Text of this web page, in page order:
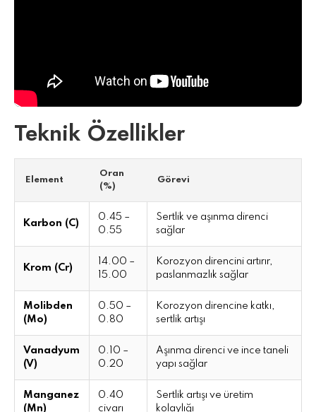
Teknik Özellikler
Element
Oran
(%)
Görevi
Karbon (C)
0.45 –
0.55
Sertlik ve aşınma direnci
sağlar
Krom (Cr)
14.00 –
15.00
Korozyon direncini artırır,
paslanmazlık sağlar
Molibden
(Mo)
0.50 –
0.80
Korozyon direncine katkı,
sertlik artışı
Vanadyum
(V)
0.10 –
0.20
Aşınma direnci ve ince taneli
yapı sağlar
Manganez
(Mn)
0.40
civarı
Sertlik artışı ve üretim
kolaylığı